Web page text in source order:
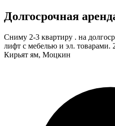
Долгосрочная
Сниму 2-3 квартиру . на
лифт с мебелью и эл. товарами.
Кирьят ям, Моцкин